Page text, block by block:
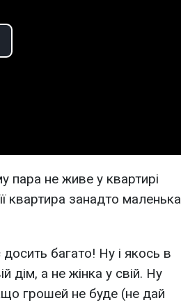
пара не живе у квартирі
квартира занадто маленька
багато! Ну і якось в
дім, а не жінка у свій. Ну
грошей не буде (не дай